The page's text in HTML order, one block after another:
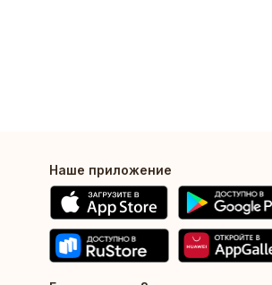
Наше приложение